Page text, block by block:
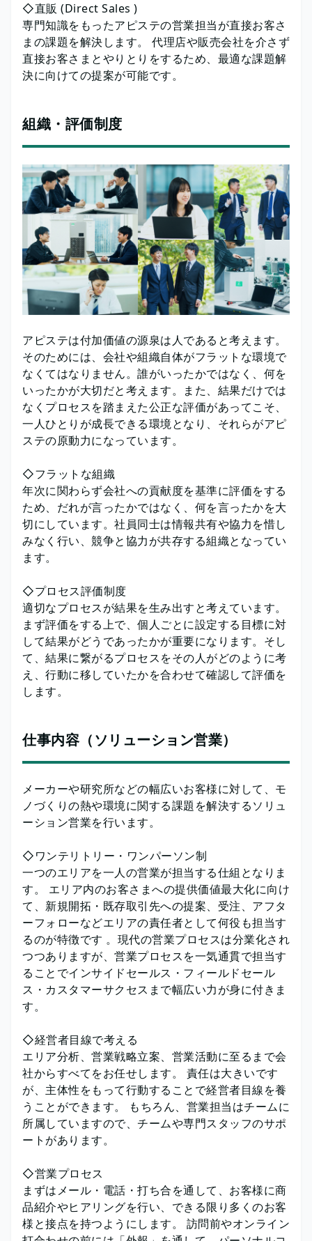
◇直販 (Direct Sales )
専門知識をもったアピステの営業担当が直接お客さ
まの課題を解決します。 代理店や販売会社を介さず
直接お客さまとやりとりをするため、最適な課題解
決に向けての提案が可能です。
組織・評価制度
アピステは付加価値の源泉は人であると考えます。
そのためには、会社や組織自体がフラットな環境で
なくてはなりません。誰がいったかではなく、何を
いったかが大切だと考えます。また、結果だけでは
なくプロセスを踏まえた公正な評価があってこそ、
一人ひとりが成長できる環境となり、それらがアピ
ステの原動力になっています。
◇フラットな組織
年次に関わらず会社への貢献度を基準に評価をする
ため、だれが言ったかではなく、何を言ったかを大
切にしています。社員同士は情報共有や協力を惜し
みなく行い、競争と協力が共存する組織となってい
ます。
◇プロセス評価制度
適切なプロセスが結果を生み出すと考えています。
まず評価をする上で、個人ごとに設定する目標に対
して結果がどうであったかが重要になります。そし
て、結果に繋がるプロセスをその人がどのように考
え、行動に移していたかを合わせて確認して評価を
します。
仕事内容（ソリューション営業）
メーカーや研究所などの幅広いお客様に対して、モ
ノづくりの熱や環境に関する課題を解決するソリュ
ーション営業を行います。
◇ワンテリトリー・ワンパーソン制
一つのエリアを一人の営業が担当する仕組となりま
す。 エリア内のお客さまへの提供価値最大化に向け
て、新規開拓・既存取引先への提案、受注、アフタ
ーフォローなどエリアの責任者として何役も担当す
るのが特徴です 。現代の営業プロセスは分業化され
つつありますが、営業プロセスを一気通貫で担当す
ることでインサイドセールス・フィールドセール
ス・カスタマーサクセスまで幅広い力が身に付きま
す。
◇経営者目線で考える
エリア分析、営業戦略立案、営業活動に至るまで会
社からすべてをお任せします。 責任は大きいです
が、主体性をもって行動することで経営者目線を養
うことができます。 もちろん、営業担当はチームに
所属していますので、チームや専門スタッフのサポ
ートがあります。
◇営業プロセス
まずはメール・電話・打ち合を通して、お客様に商
品紹介やヒアリングを行い、できる限り多くのお客
様と接点を持つようにします。 訪問前やオンライン